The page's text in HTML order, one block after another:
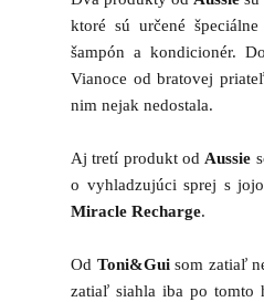
ktoré sú určené
šampón a kondicionér.
Vianoce od bratovej
nim nejak nedostala.
Aj tretí produkt od Aussie
o vyhladzujúci sprej s
Miracle Recharge.
Od Toni&Guisom zatiaľ
zatiaľ siahla iba po tomto